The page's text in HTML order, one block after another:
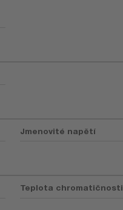
Jmenovité napětí
Teplota chromatičnosti